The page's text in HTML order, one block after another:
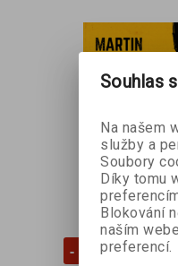
- 10 %
Souhlas
Na našem
služby a
Soubory
Díky tomu
Blokování
naším
preferencí.